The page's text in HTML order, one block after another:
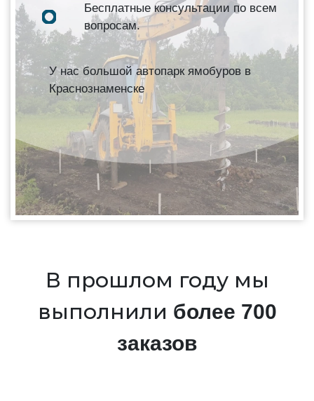
Бесплатные консультации по всем
вопросам.
У нас большой автопарк ямобуров в
Краснознаменске
В прошлом году мы
выполнили более 700
заказов